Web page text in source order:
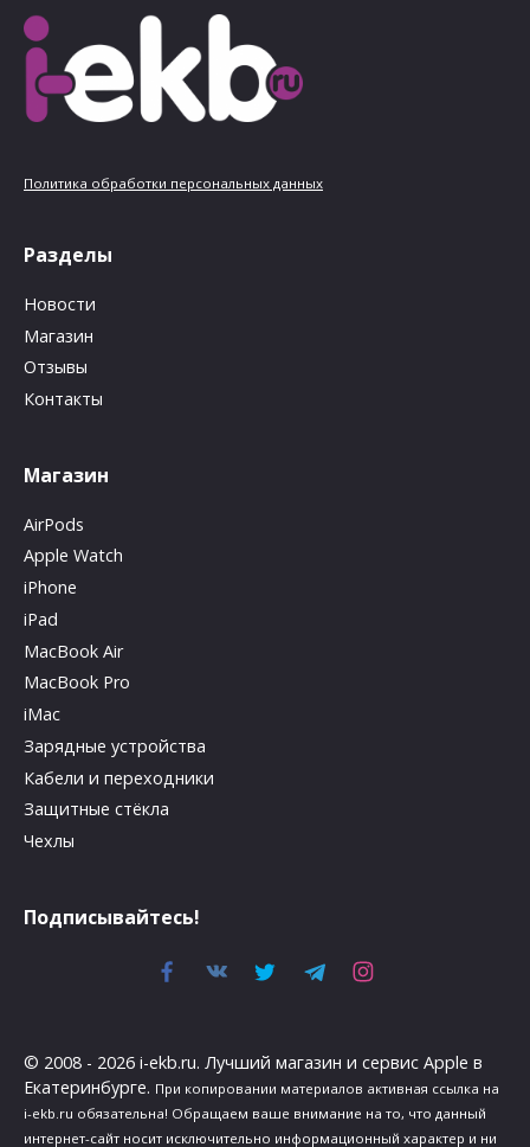
Политика обработки персональных данных
Разделы
Новости
Магазин
Отзывы
Контакты
Магазин
AirPods
Apple Watch
iPhone
iPad
MacBook Air
MacBook Pro
iMac
Зарядные устройства
Кабели и переходники
Защитные стёкла
Чехлы
Подписывайтесь!
© 2008 - 2026 i-ekb.ru. Лучший магазин и сервис Apple в
Екатеринбурге. При копировании материалов активная ссылка на
i-ekb.ru обязательна! Обращаем ваше внимание на то, что данный
интернет-сайт носит исключительно информационный характер и ни